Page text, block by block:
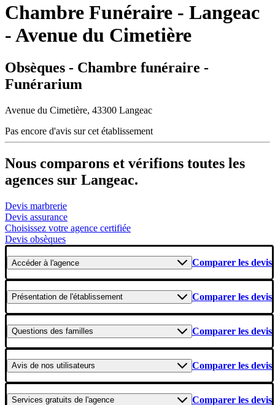
Chambre Funéraire - Langeac
- Avenue du Cimetière
Obsèques - Chambre funéraire -
Funérarium
Avenue du Cimetière, 43300 Langeac
Pas encore d'avis sur cet établissement
Nous comparons et vérifions toutes les
agences sur Langeac.
Devis marbrerie
Devis assurance
Choisissez votre agence certifiée
Devis obsèques
Accéderà l'agence Comparer les devis
Présentation de l'établissement Comparer les devis
Questions des familles Comparer les devis
Avis de nos utilisateurs Comparer les devis
Services gratuits de l'agence Comparer les devis